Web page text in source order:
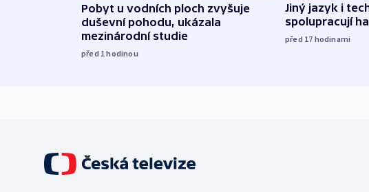
Pobyt u vodních ploch zvyšuje
duševní pohodu, ukázala
mezinárodní studie
před 1hodinou
Jiný jazyk i
spolupracují
před 17 hodinami